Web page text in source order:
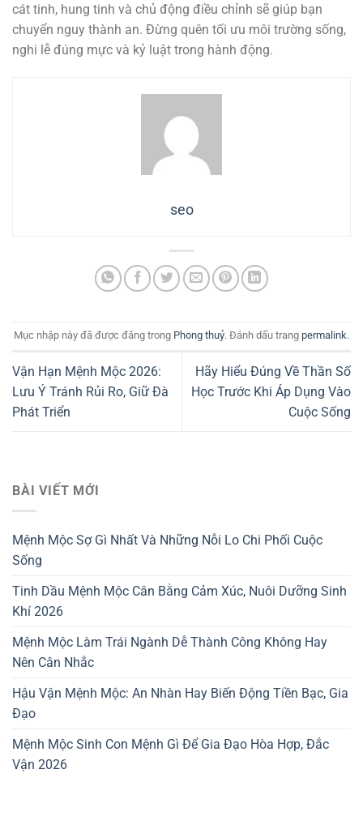
cát tinh, hung tinh và chủ động điều chỉnh sẽ giúp bạn
chuyển nguy thành an. Đừng quên tối ưu môi trường sống,
nghi lễ đúng mực và kỷ luật trong hành động.
seo
Mục nhập này đã được đăng trong Phong thuỷ. Đánh dấu trang permalink.
Vận Hạn Mệnh Mộc 2026:
Lưu Ý Tránh Rủi Ro, Giữ Đà
Phát Triển
Hãy Hiểu Đúng Về Thần Số
Học Trước Khi Áp Dụng Vào
Cuộc Sống
BÀI VIẾT MỚI
Mệnh Mộc Sợ Gì Nhất Và Những Nỗi Lo Chi Phối Cuộc
Sống
Tinh Dầu Mệnh Mộc Cân Bằng Cảm Xúc, Nuôi Dưỡng Sinh
Khí 2026
Mệnh Mộc Làm Trái Ngành Dễ Thành Công Không Hay
Nên Cân Nhắc
Hậu Vận Mệnh Mộc: An Nhàn Hay Biến Động Tiền Bạc, Gia
Đạo
Mệnh Mộc Sinh Con Mệnh Gì Để Gia Đạo Hòa Hợp, Đắc
Vận 2026